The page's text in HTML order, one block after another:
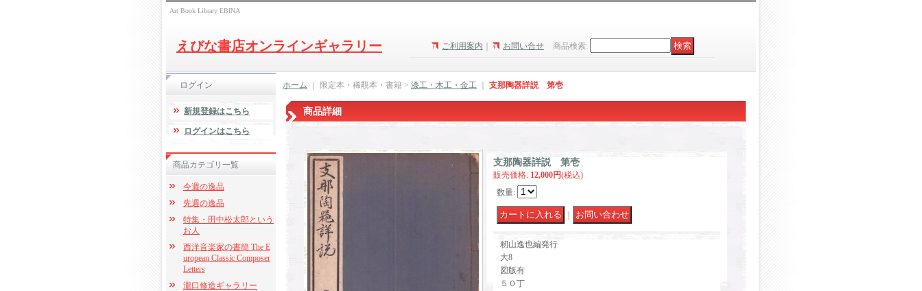
Art Book Library EBINA
えびな書店オンラインギャラリー ご利用案内 お問い合せ 商品検索:
ログイン
新規登録はこちら
ログインはこちら
商品カテゴリ一覧
今週の逸品
先週の逸品
特集・田中松太郎という
お人
西洋音楽家の書簡 The E
uropean Classic Composer
Letters
瀧口修造ギャラリー
ホーム ｜ 限定本・稀覯本・書籍 > 漆工・木工・金工 支那陶器詳説 第壱
商品詳細
支那陶器詳説 第壱
販売価格: 12,000円(税込)
数量:
籾山逸也編発行
大8
図版有
５０丁